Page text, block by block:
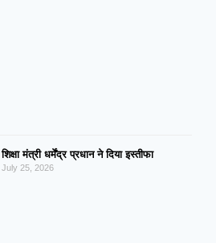
शिक्षा मंत्री धर्मेंद्र प्रधान ने दिया इस्तीफा
July 25, 2026